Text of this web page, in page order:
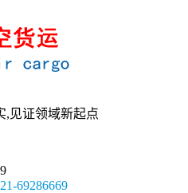
,见证领域新起点
69286669